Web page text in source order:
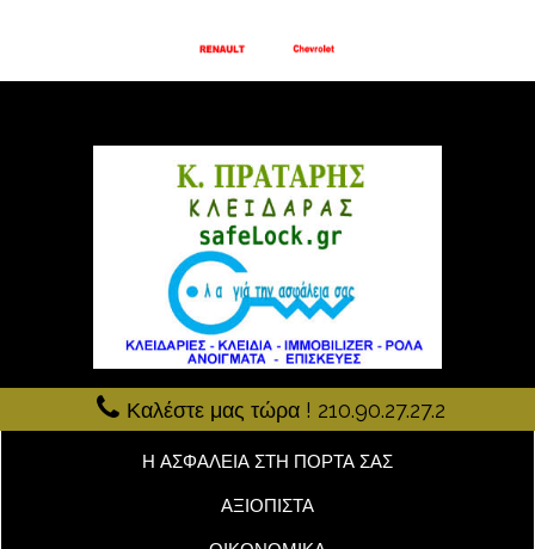
Καλέστε μας τώρα ! 210.90.27.27.2
Η ΑΣΦΑΛΕΙΑ ΣΤΗ ΠΟΡΤΑ ΣΑΣ
ΑΞΙΟΠΙΣΤΑ